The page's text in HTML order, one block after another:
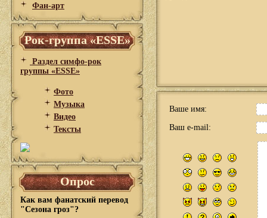
Фан-арт
Рок-группа «ESSE»
Раздел симфо-рок
группы «ESSE»
Фото
Музыка
Видео
Тексты
Опрос
Как вам фанатский перевод
"Сезона гроз"?
Ваше имя:
Ваш e-mail: